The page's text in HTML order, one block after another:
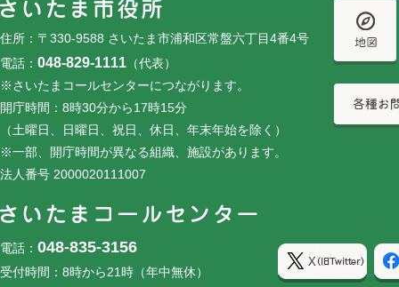
住所：〒330-9588 さいたま市浦和区常盤六丁目4番4号
電話： 048-829-1111 （代表）
※さいたまコールセンターにつながります。
開庁時間：8時30分から17時15分
（土曜日、日曜日、祝日、休日、年末年始を除く）
※一部、開庁時間が異なる組織、施設があります。
法人番号 2000020111007
電話： 048-835-3156
受付時間：8時から21時（年中無休）